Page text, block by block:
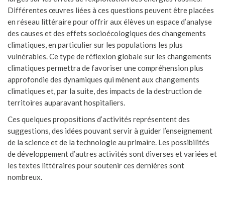
Différentes œuvres liées à ces questions peuvent être placées
en réseau littéraire pour offrir aux élèves un espace d’analyse
des causes et des effets socioécologiques des changements
climatiques, en particulier sur les populations les plus
vulnérables. Ce type de réflexion globale sur les changements
climatiques permettra de favoriser une compréhension plus
approfondie des dynamiques qui mènent aux changements
climatiques et, par la suite, des impacts de la destruction de
territoires auparavant hospitaliers.
Ces quelques propositions d’activités représentent des
suggestions, des idées pouvant servir à guider l’enseignement
de la science et de la technologie au primaire. Les possibilités
de développement d’autres activités sont diverses et variées et
les textes littéraires pour soutenir ces dernières sont
nombreux.